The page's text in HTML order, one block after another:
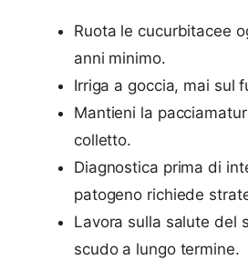
Ruota le cucurbitacee
anni minimo.
Irriga a goccia, mai sul
Mantieni la
colletto.
Diagnostica prima di
patogeno richiede
Lavora sulla salute del
scudo a lungo termine.